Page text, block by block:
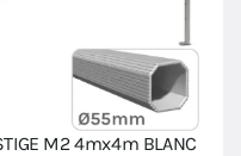
M2 4mx4m BLANC